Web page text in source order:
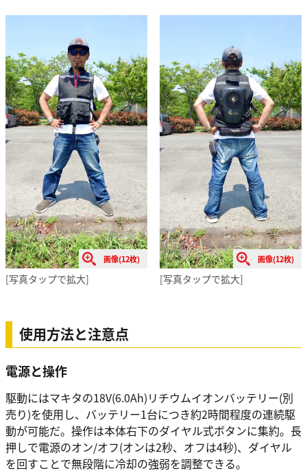
画像(12枚)
[写真タップで拡大]
画像(12枚)
[写真タップで拡大]
使用方法と注意点
電源と操作
駆動にはマキタの18V(6.0Ah)リチウムイオンバッテリー(別
売り)を使用し、バッテリー1台につき約2時間程度の連続駆
動が可能だ。操作は本体右下のダイヤル式ボタンに集約。長
押しで電源のオン/オフ(オンは2秒、オフは4秒)、ダイヤル
を回すことで無段階に冷却の強弱を調整できる。